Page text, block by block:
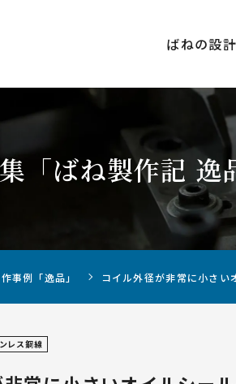
ばねの設計
圧縮ばね（押しばね）
「ばね製作記 逸
事例「逸品」 コイル外径が非常に小さい
レス鋼線